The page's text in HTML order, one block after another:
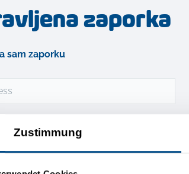
Zustimmung
zaporka
sam zaporku